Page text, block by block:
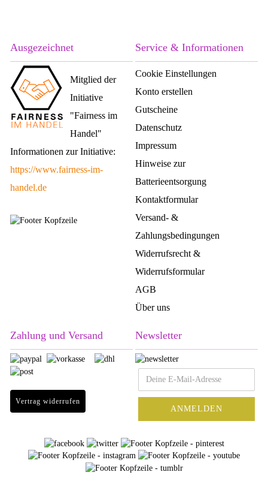
Ausgezeichnet
Mitglied der
Initiative
"Fairness im
Handel"
Informationen zur Initiative:
https://www.fairness-im-
handel.de
Service & Informationen
Cookie Einstellungen
Konto erstellen
Gutscheine
Datenschutz
Impressum
Hinweise zur
Batterieentsorgung
Kontaktformular
Versand- &
Zahlungsbedingungen
Widerrufsrecht &
Widerrufsformular
AGB
Über uns
Zahlung und Versand
Vertrag widerrufen
Newsletter